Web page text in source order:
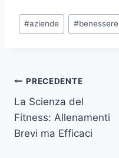
Tag
articolo:
#aziende #benessere
Navigazione
articoli
PRECEDENTE
La Scienza del
Fitness: Allenamenti
Brevi ma Efficaci